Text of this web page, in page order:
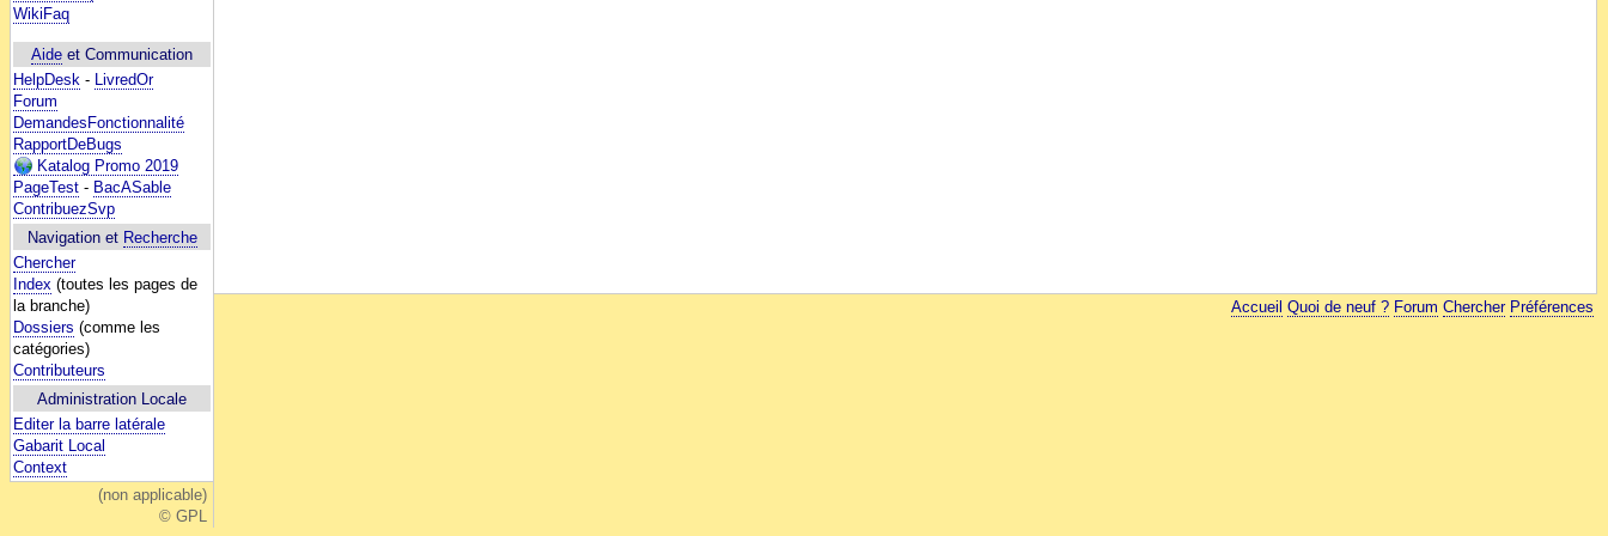
WikiFaq
Aide et Communication
HelpDesk - LivredOr
Forum
DemandesFonctionnalité
RapportDeBugs
Katalog Promo 2019
PageTest - BacASable
ContribuezSvp
Navigation et Recherche
Chercher
Index (toutes les pages de
la branche)
Dossiers (comme les
catégories)
Contributeurs
Administration Locale
Editer la barre latérale
Gabarit Local
Context
(non applicable)
© GPL
Accueil Quoi de neuf ? Forum Chercher Préférences